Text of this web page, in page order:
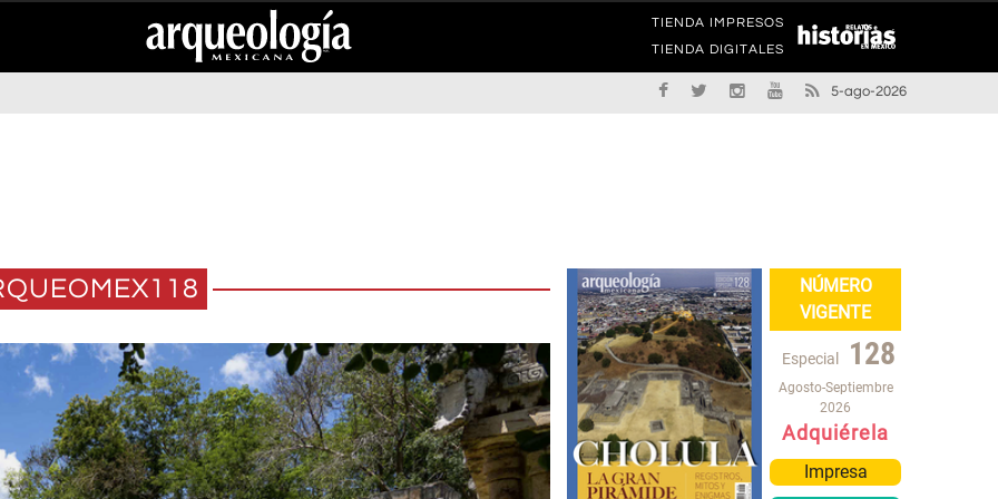
TIENDA IMPRESOS
TIENDA DIGITALES
5-ago-2026
NÚMERO
VIGENTE
Especial 128
Agosto-Septiembre
2026
Adquiérela
Impresa